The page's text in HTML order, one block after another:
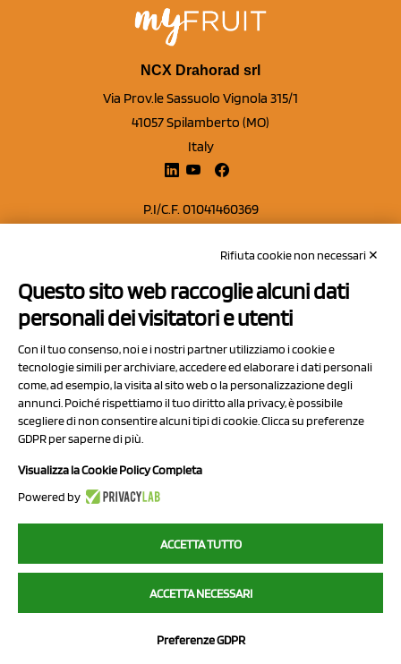
NCX Drahorad srl
Via Prov.le Sassuolo Vignola 315/1
41057 Spilamberto (MO)
Italy
P.I/C.F. 01041460369
Capitale sociale Euro 50.000,00 i.v.
Contatti
Privacy Policy
Cookie Policy
Chi Siamo
2023 NCX Drahorad srl - All rights reserved
myfruit.it è parte del network diNCX DRAHORAD
NCX Drahorad - Via Provinciale Vignola-Sassuolo 315/1 - 41057
Rifiuta cookie non necessari ✕
Questo sito web raccoglie alcuni dati
personali dei visitatori e utenti
Con il tuo consenso, noi e i nostri partner utilizziamo i cookie e
tecnologie simili per archiviare, accedere ed elaborare i dati personali
come, ad esempio, la visita al sito web o la personalizzazione degli
annunci. Poiché rispettiamo il tuo diritto alla privacy, è possibile
scegliere di non consentire alcuni tipi di cookie. Clicca su preferenze
GDPR per saperne di più.
Visualizza la Cookie Policy Completa
Powered by
ACCETTA TUTTO
ACCETTA NECESSARI
Preferenze GDPR